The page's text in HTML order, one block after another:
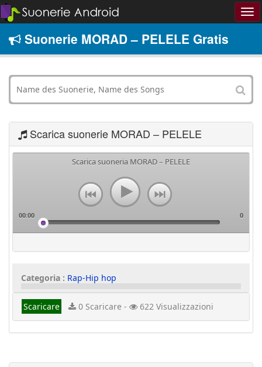
Suonerie MORAD – PELELE Gratis
Scarica suonerie MORAD – PELELE
Scarica suoneria MORAD – PELELE
00:00 0
Categoria : Rap-Hip hop
Scaricare 0 Scaricare - 622 Visualizzazioni